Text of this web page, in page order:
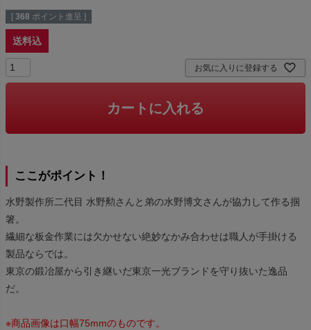
[ 368 ポイント進呈 ]
送料込
お気に入りに登録する
カートに入れる
ここがポイント！
水野製作所二代目 水野勲さんと弟の水野博文さんが協力して作る掴
箸。
繊細な板金作業には欠かせない絶妙なかみ合わせは職人が手掛ける
製品ならでは。
東京の鍛冶屋から引き継いだ東京一光ブランドを守り抜いた逸品
だ。
※商品画像は口幅75mmのものです。